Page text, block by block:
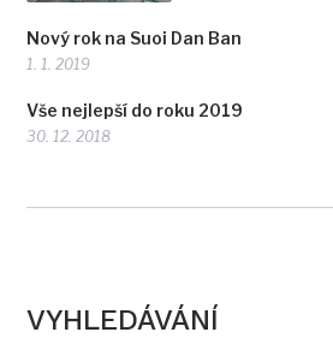
Nový rok na Suoi Dan Ban
1. 1. 2019
Vše nejlepší do roku 2019
30. 12. 2018
VYHLEDÁVÁNÍ